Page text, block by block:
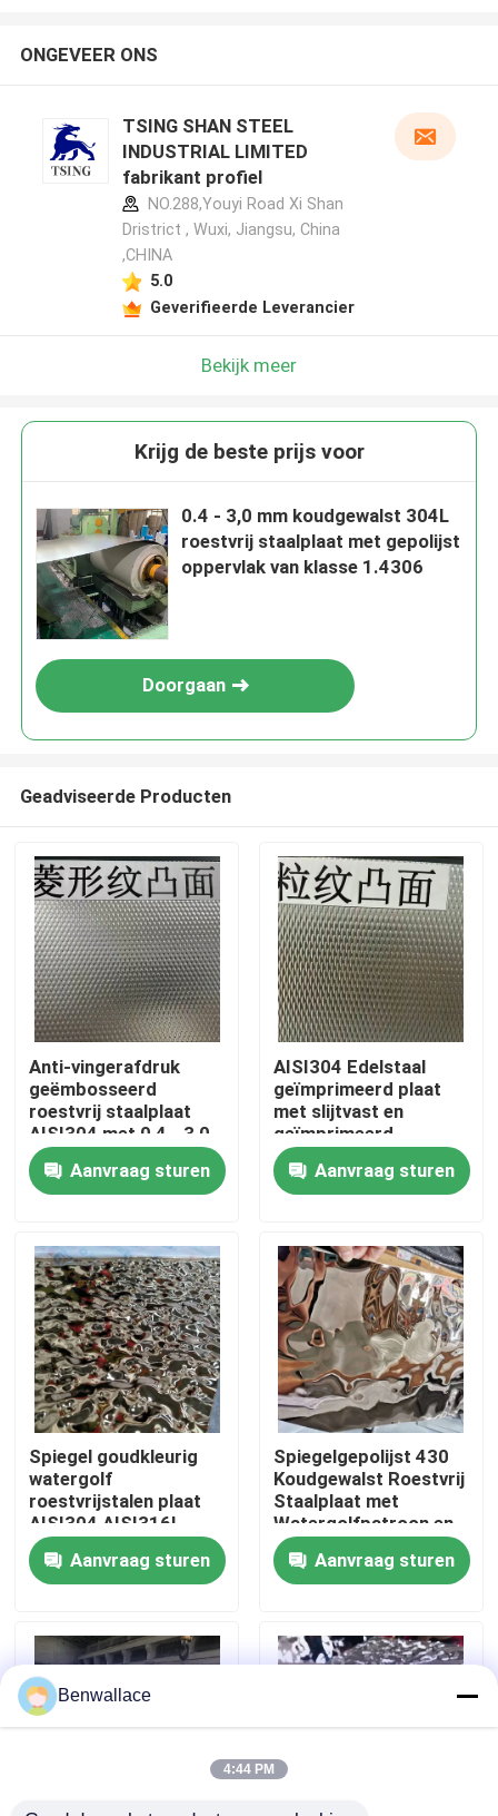
Huis
Video's
Over ons
fabriekstour
Kwaliteitscontrole
Nieuws
Gevallen
ONGEVEER ONS
TSING SHAN STEEL
INDUSTRIAL LIMITED
fabrikant profiel
NO.288,Youyi Road Xi Shan
Dristrict , Wuxi, Jiangsu, China
,CHINA
5.0
Geverifieerde Leverancier
Bekijk meer
Krijg de beste prijs voor
0.4 - 3,0 mm koudgewalst 304L
roestvrij staalplaat met gepolijst
oppervlak van klasse 1.4306
Doorgaan
Geadviseerde Producten
Anti-vingerafdruk
geëmbosseerd
roestvrij staalplaat
AISI304 met 0,4 - 3,0
mm dikte voor
architecturale
toepassingen
Aanvraag sturen
AISI304 Edelstaal
geïmprimeerd plaat
met slijtvast en
geïmprimeerd
oppervlak voor
decoratieve
toepassingen
Aanvraag sturen
Spiegel goudkleurig
watergolf
roestvrijstalen plaat
AISI304 AISI316L
voor plafonddecoratie
Aanvraag sturen
Spiegelgepolijst 430
Koudgewalst Roestvrij
Staalplaat met
Watergolfpatroon en
PVD-kleur
Aanvraag sturen
Benwallace
4:44 PM